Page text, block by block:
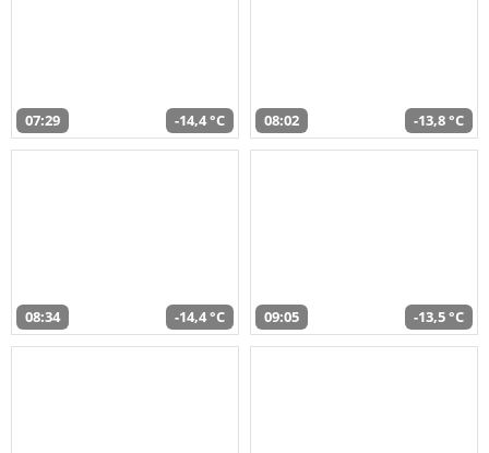
07:29 -14,4 °C 08:02 -13,8 °C
08:34 -14,4 °C 09:05 -13,5 °C